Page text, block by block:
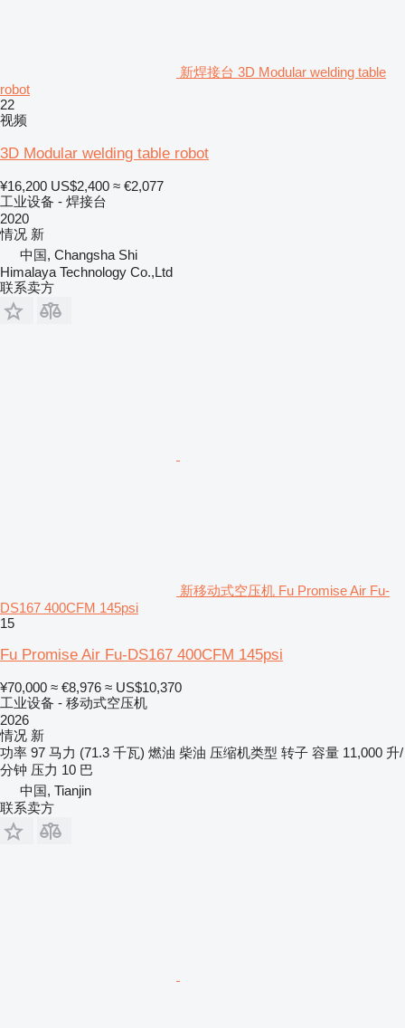
新焊接台 3D Modular welding table
robot
22
视频
3D Modular welding table robot
¥16,200 US$2,400 ≈ €2,077
工业设备 - 焊接台
2020
情况 新
中国, Changsha Shi
Himalaya Technology Co.,Ltd
联系卖方
新移动式空压机 Fu Promise Air Fu-
DS167 400CFM 145psi
15
Fu Promise Air Fu-DS167 400CFM 145psi
¥70,000 ≈ €8,976 ≈ US$10,370
工业设备 - 移动式空压机
2026
情况 新
功率 97 马力 (71.3 千瓦) 燃油 柴油 压缩机类型 转子 容量 11,000 升/
分钟 压力 10 巴
中国, Tianjin
联系卖方